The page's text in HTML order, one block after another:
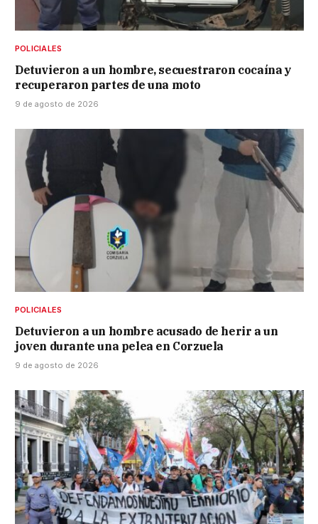
POLICIALES
Detuvieron a un hombre, secuestraron cocaína y
recuperaron partes de una moto
9 de agosto de 2026
POLICIALES
Detuvieron a un hombre acusado de herir a un
joven durante una pelea en Corzuela
9 de agosto de 2026